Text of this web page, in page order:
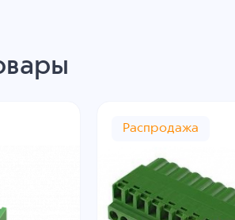
Распродажа